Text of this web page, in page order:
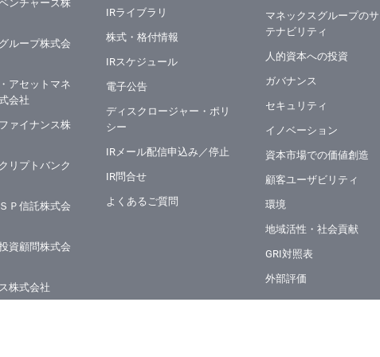
ンチャーズ株
ループ株式会
アセットマネ
会社
ァイナンス株
リプトバンク
Ｐ信託株式会
資顧問株式会
株式会社
IRライブラリ
株式・格付情報
IRスケジュール
電子公告
ディスクロージャー・ポリ
シー
IRメール配信申込み／停止
IR問合せ
よくあるご質問
マネックスグループの
テナビリティ
⼈的資本への投資
ガバナンス
セキュリティ
イノベーション
資本市場での価値創造
顧客ユーザビリティ
環境
地域活性・社会貢献
GRI対照表
外部評価
ART IN THE OFFICE